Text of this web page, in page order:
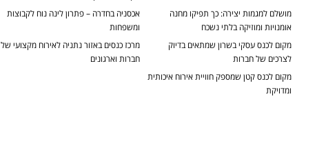
מושלם למגמות יצירה: כך תפיקו מחנה
אומנויות ומוזיקה בלתי נשכח
אכסניה בחדרה – פתרון לינה נוח לקבוצות
ומשפחות
מקום לכנס עסקי בשרון שמתאים בדיוק
לצרכים של חברות
מרכז כנסים באזור נתניה לאירוח מקצועי של
חברות וארגונים
מקום לכנס קטן שמספק חוויית אירוח איכותית
ומדויקת